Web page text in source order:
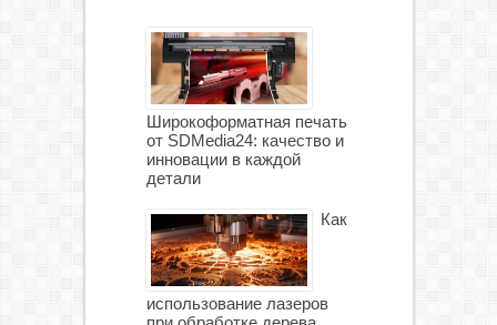
Широкоформатная печать
от SDMedia24: качество и
инновации в каждой
детали
Как
использование лазеров